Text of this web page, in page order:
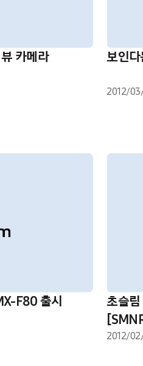
카메라
보인다
2012/
F80 출시
초슬
2012/